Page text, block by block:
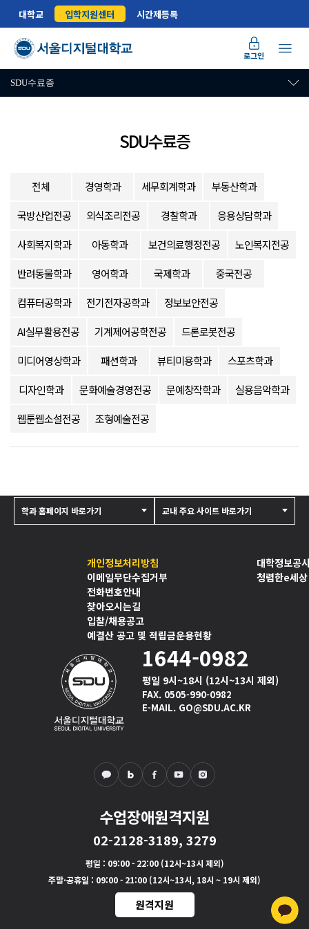
대학교 입학지원센터 시간제등록
로그인
SDU수료증
SDU수료증
전체 경영학과 세무회계학과
부동산학과
국방산업전공
외식조리전공 경찰학과
응용상담학과
사회복지학과
아동학과 보건의료행정전공
노인복지전공
반려동물학과
영어학과 국제학과
중국전공
컴퓨터공학과
전기전자공학과
정보보안전공
AI실무활용전공
기계제어공학전공
드론로봇전공
미디어영상학과
패션학과 뷰티미용학과
스포츠학과
디자인학과
문화예술경영전공 문예창작학과
실용음악학과
웹툰웹소설전공
조형예술전공
개인정보처리방침
이메일무단수집거부
전화번호안내
찾아오시는길
입찰/채용공고
예결산 공고 및 적립금운용현황
대학정보공
청렴한e세상
1644-0982
평일 9시~18시 (12시~13시 제외)
FAX. 0505-990-0982
E-MAIL. GO@SDU.AC.KR
수업장애원격지원
02-2128-3189, 3279
평일 : 09:00 - 22:00 (12시~13시 제외)
주말·공휴일 : 09:00 - 21:00 (12시~13시, 18시 ~ 19시 제외)
원격지원
학과 홈페이지 바로가기 교내 주요 사이트 바로가기